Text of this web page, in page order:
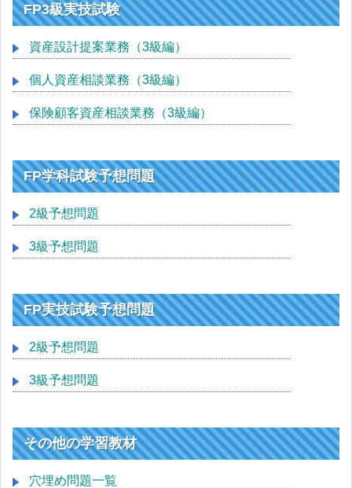
FP3級実技試験
資産設計提案業務（3級編）
個人資産相談業務（3級編）
保険顧客資産相談業務（3級編）
FP学科試験予想問題
2級予想問題
3級予想問題
FP実技試験予想問題
2級予想問題
3級予想問題
その他の学習教材
穴埋め問題一覧